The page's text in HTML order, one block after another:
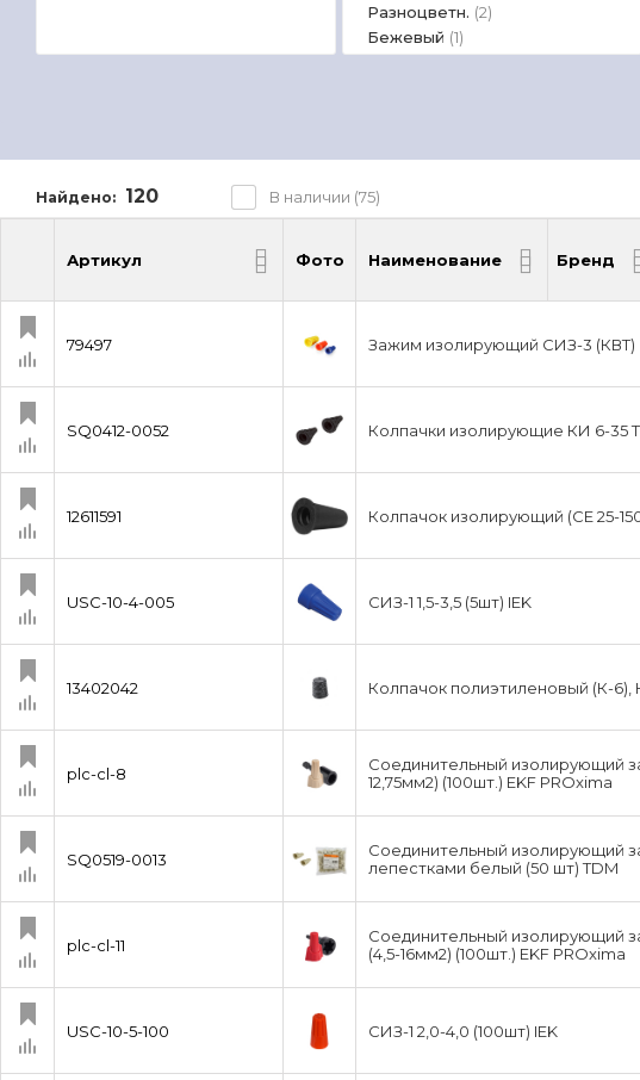
Разноцветн. (2)
Бежевый (1)
Найдено: 120 В наличии (75)
Артикул Фото Наименование Бренд
Артикул
Фото Наименование
79497 Зажим изолирующий СИЗ-3 (КВТ)
SQ0412-0052 Колпачки изолирующие КИ 6-35
12611591 Колпачок изолирующий (CE 25-
USC-10-4-005 СИЗ-1 1,5-3,5 (5шт) IEK
13402042 Колпачок полиэтиленовый (К-
plc-cl-8
Соединительный изолирующий
12,75мм2) (100шт.) EKF PROxima
SQ0519-0013
Соединительный изолирующий
лепестками белый (50 шт) TDM
plc-cl-11
Соединительный изолирующий
(4,5-16мм2) (100шт.) EKF PROxima
USC-10-5-100 СИЗ-1 2,0-4,0 (100шт) IEK